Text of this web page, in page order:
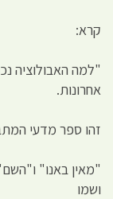
קרא:
"למה האבולוציה
אחרונות.
זהו ספר מדעי
"מאין באנו"
ושמו